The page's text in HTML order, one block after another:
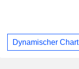
Dynamischer Chart